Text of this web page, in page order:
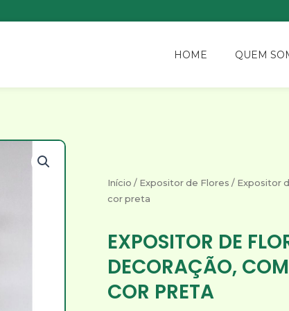
HOME QUEM
Início / Expositor de Flores / Expositor
cor preta
EXPOSITOR DE
DECORAÇÃO,
COR PRETA